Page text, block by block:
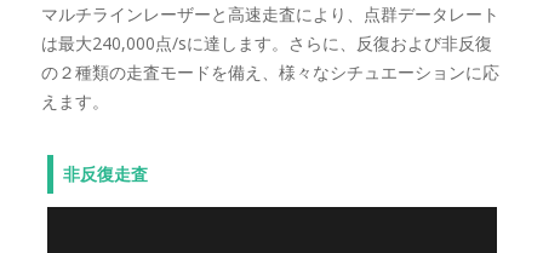
マルチラインレーザーと高速走査により、点群データレート
は最大240,000点/sに達します。さらに、反復および非反復
の２種類の走査モードを備え、様々なシチュエーションに応
えます。
非反復走査